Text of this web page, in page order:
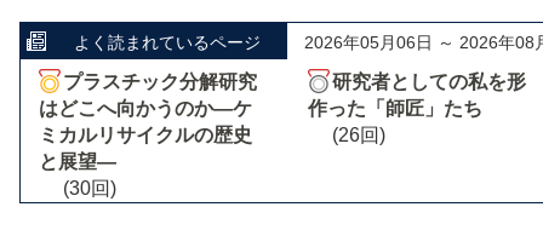
よく読まれているページ 2026年05月06日 ～ 2026年08
プラスチック分解研究
はどこへ向かうのか―ケ
ミカルリサイクルの歴史
と展望―
(30回)
研究者としての私を形
作った「師匠」たち
(26回)